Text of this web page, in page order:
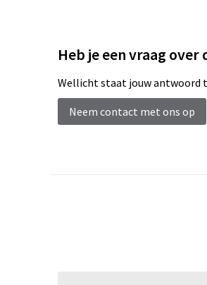
Heb je een vraag
Wellicht staat jouw antwoord
Neem contact met ons op